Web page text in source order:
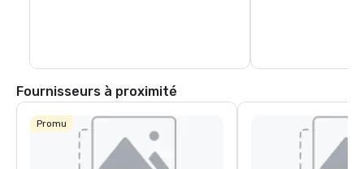
renommée
Fournisseurs à proximité
Promu